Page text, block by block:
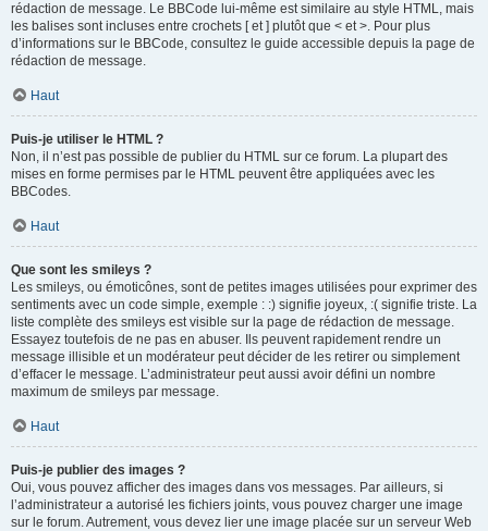
rédaction de message. Le BBCode lui-même est similaire au style HTML, mais
les balises sont incluses entre crochets [ et ] plutôt que < et >. Pour plus
d’informations sur le BBCode, consultez le guide accessible depuis la page de
rédaction de message.
Haut
Puis-je utiliser le HTML ?
Non, il n’est pas possible de publier du HTML sur ce forum. La plupart des
mises en forme permises par le HTML peuvent être appliquées avec les
BBCodes.
Haut
Que sont les smileys ?
Les smileys, ou émoticônes, sont de petites images utilisées pour exprimer des
sentiments avec un code simple, exemple : :) signifie joyeux, :( signifie triste. La
liste complète des smileys est visible sur la page de rédaction de message.
Essayez toutefois de ne pas en abuser. Ils peuvent rapidement rendre un
message illisible et un modérateur peut décider de les retirer ou simplement
d’effacer le message. L’administrateur peut aussi avoir défini un nombre
maximum de smileys par message.
Haut
Puis-je publier des images ?
Oui, vous pouvez afficher des images dans vos messages. Par ailleurs, si
l’administrateur a autorisé les fichiers joints, vous pouvez charger une image
sur le forum. Autrement, vous devez lier une image placée sur un serveur Web